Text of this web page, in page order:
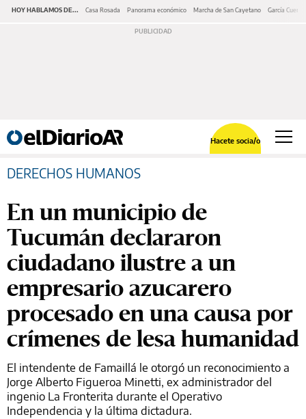
HOY HABLAMOS DE... Casa Rosada Panorama económico Marcha de San Cayetano García Cuerva
Hacete socia/o
DERECHOS HUMANOS
En un municipio de
Tucumán declararon
ciudadano ilustre a un
empresario azucarero
procesado en una causa por
crímenes de lesa humanidad
El intendente de Famaillá le otorgó un reconocimiento a
Jorge Alberto Figueroa Minetti, ex administrador del
ingenio La Fronterita durante el Operativo
Independencia y la última dictadura.